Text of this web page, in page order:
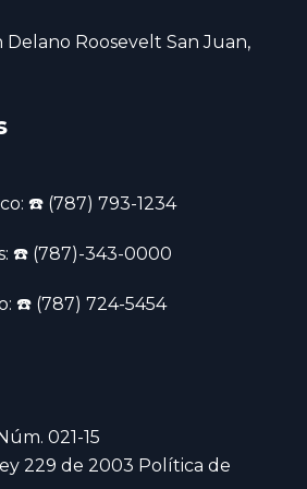
Delano Roosevelt San Juan,
☎️ (787) 793-1234
☎️ (787)-343-0000
☎️ (787) 724-5454
021-15
229 de 2003 Política de